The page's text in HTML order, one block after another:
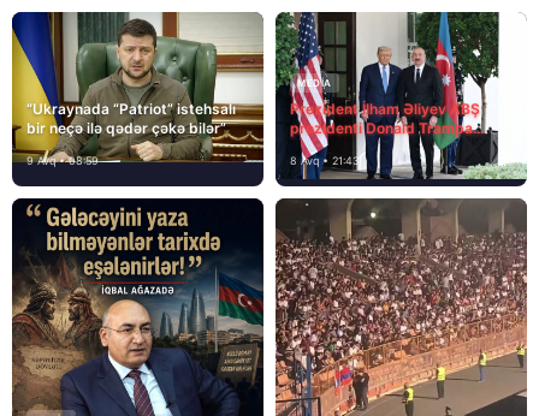
“Ukraynada “Patriot” istehsalı
bir neçə ilə qədər çəkə bilər”
9 Avq • 08:59
MEDİA
Prezident İlham Əliyev ABŞ
prezidenti Donald Trampa
məktubunda yazıb ki…
8 Avq • 21:43